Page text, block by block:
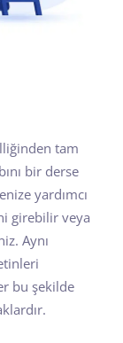
tam
bir derse
yardımcı
girebilir veya
Aynı
bu şekilde